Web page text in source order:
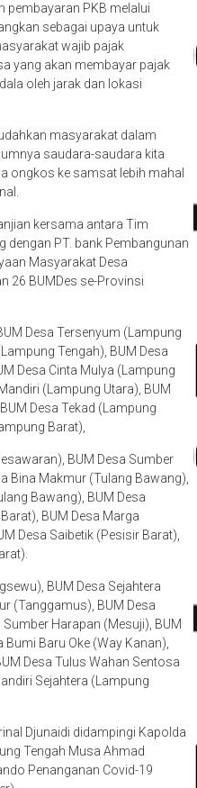
pembayaran PKB melalui
sebagai upaya untuk
wajib pajak
yang akan membayar pajak
oleh jarak dan lokasi
masyarakat dalam
saudara-saudara kita
ongkos ke samsat lebih mahal
kersama antara Tim
dengan PT. bank Pembangunan
Masyarakat Desa
26 BUMDes se-Provinsi
Desa Tersenyum (Lampung
Tengah), BUM Desa
Desa Cinta Mulya (Lampung
(Lampung Utara), BUM
Desa Tekad (Lampung
Barat),
BUM Desa Sumber
Bina Makmur (Tulang Bawang),
Bawang), BUM Desa
BUM Desa Marga
Desa Saibetik (Pesisir Barat),
BUM Desa Sejahtera
(Tanggamus), BUM Desa
Harapan (Mesuji), BUM
Bumi Baru Oke (Way Kanan),
Desa Tulus Wahan Sentosa
Sejahtera (Lampung
Djunaidi didampingi Kapolda
Tengah Musa Ahmad
Penanganan Covid-19